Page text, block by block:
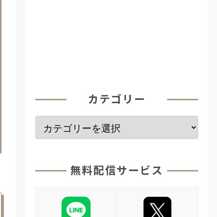
カテゴリー
無料配信サービス